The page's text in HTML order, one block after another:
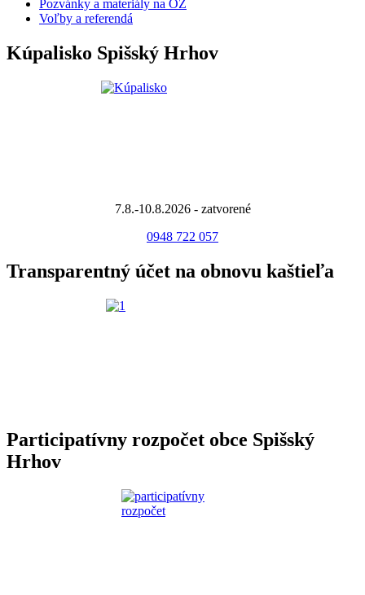
Pozvánky a materiály na OZ
Voľby a referendá
Kúpalisko Spišský Hrhov
7.8.-10.8.2026 - zatvorené
0948 722 057
Transparentný účet na obnovu kaštieľa
Participatívny rozpočet obce Spišský
Hrhov